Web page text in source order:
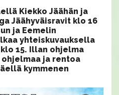
Kiekko Jäähän ja
Jäähyväisravit klo 16
ja Eemelin
yhteiskuvauksella
15. Illan ohjelma
ja rentoa
kymmenen